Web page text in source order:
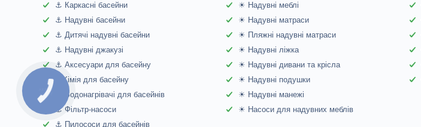
⚓ Каркасні басейни
⚓ Надувні басейни
⚓ Дитячі надувні басейни
⚓ Надувні джакузі
⚓ Аксесуари для басейну
⚓Хімія для басейну
⚓ Водонагрівачі для басейнів
⚓ Фільтр-насоси
⚓ Пилососи для басейнів
☀ Надувні меблі
☀ Надувні матраси
☀ Пляжні надувні матраси
☀ Надувні ліжка
☀ Надувні дивани та крісла
☀ Надувні подушки
☀ Надувні манежі
☀ Насоси для надувних меблів
КНОПКА
ЗВ'ЯЗКУ